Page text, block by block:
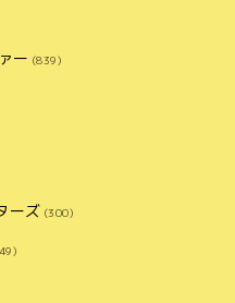
ー (839)
ーズ (300)